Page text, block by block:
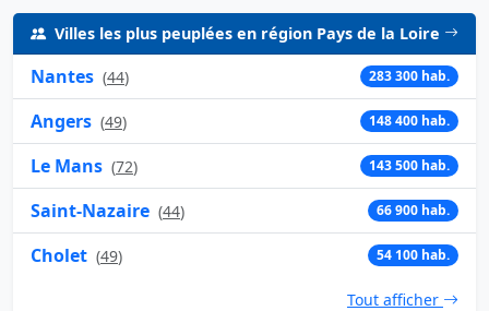
Villes les plus peuplées en région Pays de la Loire
Nantes (44) 283 300 hab.
Angers (49) 148 400 hab.
Le Mans (72) 143 500 hab.
Saint-Nazaire (44) 66 900 hab.
Cholet (49) 54 100 hab.
Tout afficher